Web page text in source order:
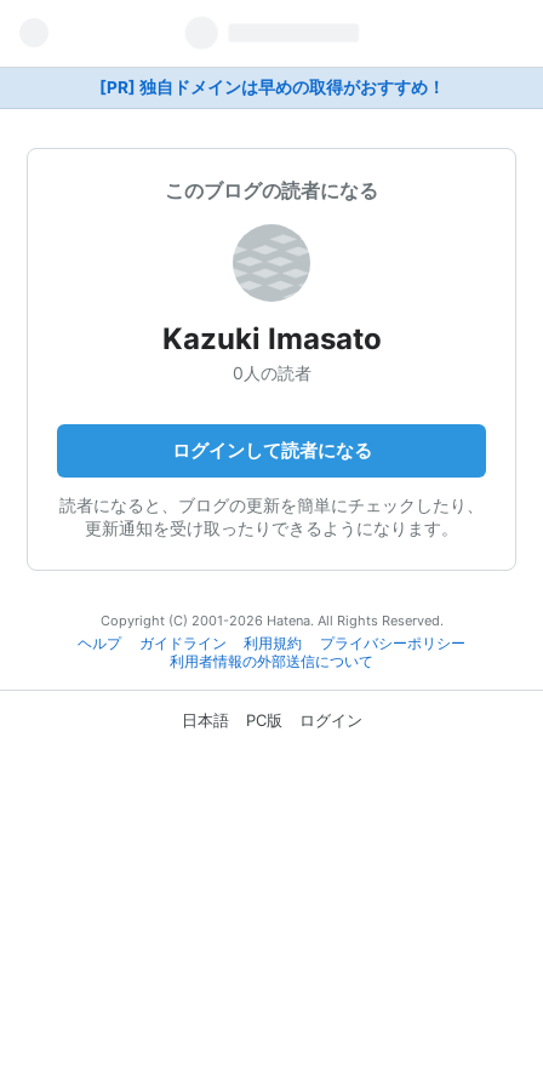
[PR] 独自ドメインは早めの取得がおすすめ！
このブログの読者になる
Kazuki Imasato
0人の読者
ログインして読者になる
読者になると、ブログの更新を簡単にチェックしたり、
更新通知を受け取ったりできるようになります。
Copyright (C) 2001-2026 Hatena. All Rights Reserved.
ヘルプ
ガイドライン 利用規約
プライバシーポリシー
利用者情報の外部送信について
日本語 PC版 ログイン